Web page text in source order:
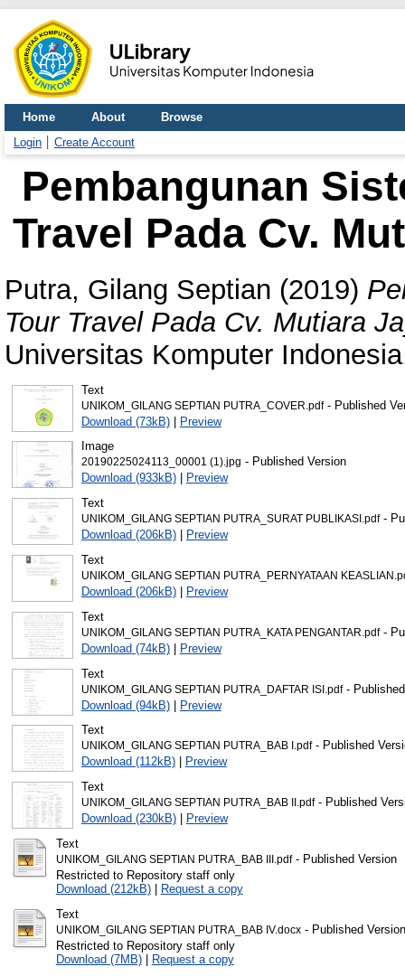
Home About
Browse
Login
Create Account
Pembangunan
Travel Pada Cv.
Putra, Gilang Septian (2019)
Tour Travel Pada Cv. Mutiara
Universitas Komputer
Text
UNIKOM_GILANG SEPTIAN PUTRA_COVER.pdf- Published
Download (73kB)| Preview
Image
20190225024113_00001 (1).jpg - Published Version
Download (933kB)|
Preview
Text
UNIKOM_GILANG SEPTIAN PUTRA_SURAT PUBLIKASI.pdf-
Download (206kB)|
Preview
Text
UNIKOM_GILANG SEPTIAN PUTRA_PERNYATAAN
Download (206kB)|
Preview
Text
UNIKOM_GILANG SEPTIAN PUTRA_KATA PENGANTAR.pdf-
Download (74kB)|
Preview
Text
UNIKOM_GILANG SEPTIAN PUTRA_DAFTAR ISI.pdf-
Download (94kB)| Preview
Text
UNIKOM_GILANG SEPTIAN PUTRA_BAB I.pdf- Published
Download (112kB)|
Preview
Text
UNIKOM_GILANG SEPTIAN PUTRA_BAB II.pdf- Published
Download (230kB)|
Preview
Text
UNIKOM_GILANG SEPTIAN PUTRA_BAB III.pdf- Published Version
Restricted to Repository staff only
Download (212kB)|
Request a copy
Text
UNIKOM_GILANG SEPTIAN PUTRA_BAB IV.docx- Published Version
Restricted to Repository staff only
Download (7MB)|
Request a copy